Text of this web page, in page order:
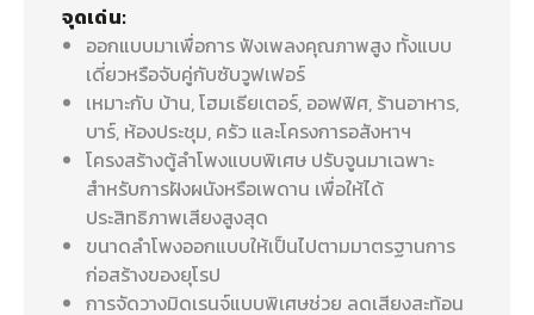
จุดเด่น:
ออกแบบมาเพื่อการ ฟังเพลงคุณภาพสูง ทั้งแบบ
เดี่ยวหรือจับคู่กับซับวูฟเฟอร์
เหมาะกับ บ้าน, โฮมเธียเตอร์, ออฟฟิศ, ร้านอาหาร,
บาร์, ห้องประชุม, ครัว และโครงการอสังหาฯ
โครงสร้างตู้ลำโพงแบบพิเศษ ปรับจูนมาเฉพาะ
สำหรับการฝังผนังหรือเพดาน เพื่อให้ได้
ประสิทธิภาพเสียงสูงสุด
ขนาดลำโพงออกแบบให้เป็นไปตามมาตรฐานการ
ก่อสร้างของยุโรป
การจัดวางมิดเรนจ์แบบพิเศษช่วย ลดเสียงสะท้อน